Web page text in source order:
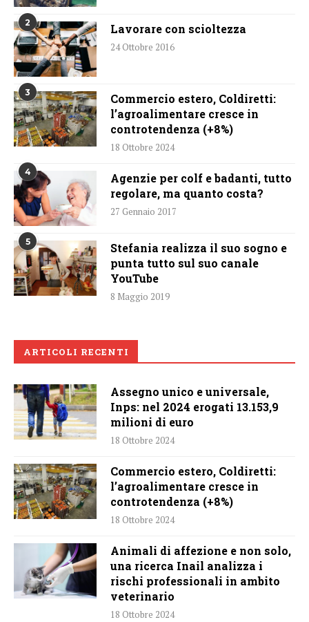
2 Lavorare con scioltezza
24 Ottobre 2016
3
Commercio estero, Coldiretti:
l’agroalimentare cresce in
controtendenza (+8%)
18 Ottobre 2024
4
Agenzie per colf e badanti, tutto
regolare, ma quanto costa?
27 Gennaio 2017
5
Stefania realizza il suo sogno e
punta tutto sul suo canale
YouTube
8 Maggio 2019
ARTICOLI RECENTI
Assegno unico e universale,
Inps: nel 2024 erogati 13.153,9
milioni di euro
18 Ottobre 2024
Commercio estero, Coldiretti:
l’agroalimentare cresce in
controtendenza (+8%)
18 Ottobre 2024
Animali di affezione e non solo,
una ricerca Inail analizza i
rischi professionali in ambito
veterinario
18 Ottobre 2024